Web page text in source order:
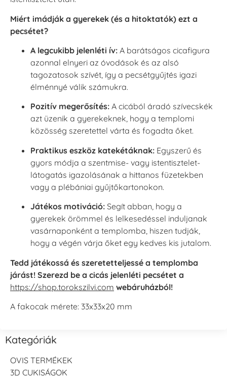
Miért imádják a gyerekek (és a hitoktatók) ezt a
pecsétet?
A legcukibb jelenléti ív: A barátságos cicafigura
azonnal elnyeri az óvodások és az alsó
tagozatosok szívét, így a pecsétgyűjtés igazi
élménnyé válik számukra.
Pozitív megerősítés: A cicából áradó szívecskék
azt üzenik a gyerekeknek, hogy a templomi
közösség szeretettel várta és fogadta őket.
Praktikus eszköz katekétáknak: Egyszerű és
gyors módja a szentmise- vagy istentisztelet-
látogatás igazolásának a hittanos füzetekben
vagy a plébániai gyűjtőkartonokon.
Játékos motiváció: Segít abban, hogy a
gyerekek örömmel és lelkesedéssel induljanak
vasárnaponként a templomba, hiszen tudják,
hogy a végén várja őket egy kedves kis jutalom.
Tedd játékossá és szeretetteljessé a templomba
járást! Szerezd be a cicás jelenléti pecsétet a
https://shop.torokszilvi.com webáruházból!
A fakocak mérete: 33x33x20 mm
Kategóriák
OVIS TERMÉKEK
3D CUKISÁGOK